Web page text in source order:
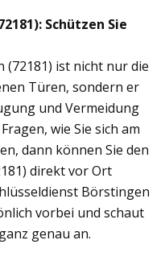
Schützen Sie
(72181) ist nicht nur die
Türen, sondern er
und Vermeidung
wie Sie sich am
dann können Sie den
direkt vor Ort
Börstingen
vorbei und schaut
genau an.